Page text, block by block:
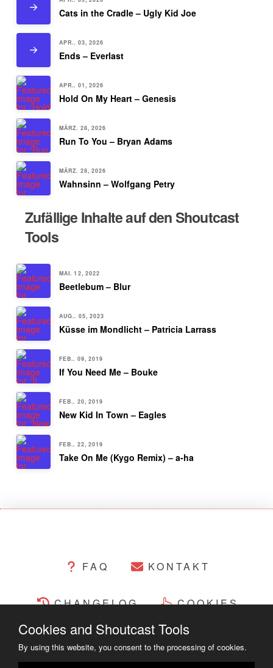
Cats in the Cradle – Ugly Kid Joe
APR.. 03, 2026
Ends – Everlast
APR.. 01, 2026
Hold On My Heart – Genesis
MÄRZ. 28, 2026
Run To You – Bryan Adams
MÄRZ. 28, 2026
Wahnsinn – Wolfgang Petry
Zufällige Inhalte auf den Shoutcast
Tools
MAI. 12, 2022
Beetlebum – Blur
AUG.. 05, 2023
Küsse im Mondlicht – Patricia Larrass
FEB.. 09, 2019
If You Need Me – Bouke
FEB.. 20, 2019
New Kid In Town – Eagles
FEB.. 22, 2019
Take On Me (Kygo Remix) – a-ha
FAQ KONTAKT
CHANGELOG COOKIES
Cookies and Shoutcast Tools
By using this website, you consent to the processing of cookies.